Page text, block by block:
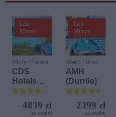
Last
Minute
Włochy / Terrasini
CDS
Hotels
Terrasini
(ex. Citta
del Mare)
4839 zł
za osobę
Last
Minute
Albania / Durres
AMH
(Durrës)
2399 zł
za osobę